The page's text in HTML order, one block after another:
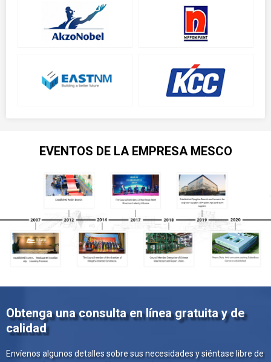
EVENTOS DE LA EMPRESA MESCO
Obtenga una consulta en línea gratuita y de
calidad
Envíenos algunos detalles sobre sus necesidades y siéntase libre de